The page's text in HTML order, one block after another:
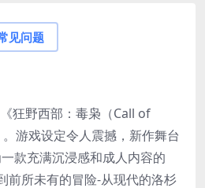
见问题
狂野西部：毒枭（Call of
游戏设定令人震撼，新作舞台
款充满沉浸感和成人内容的
前所未有的冒险-从现代的洛杉